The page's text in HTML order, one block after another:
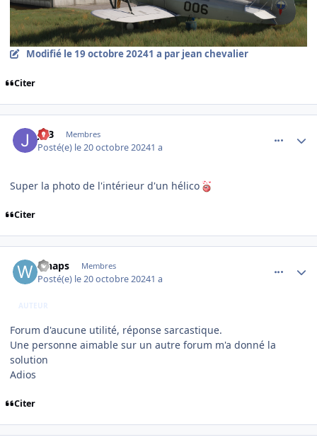
Modifié le 19 octobre 20241 a par jean chevalier
Citer
JPB Membres
Posté(e) le 20 octobre 20241 a
Super la photo de l'intérieur d'un hélico
Citer
whaps Membres
Posté(e) le 20 octobre 20241 a
AUTEUR
Forum d'aucune utilité, réponse sarcastique.
Une personne aimable sur un autre forum m'a donné la
solution
Adios
Citer